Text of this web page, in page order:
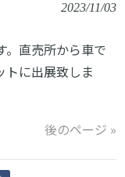
2023/11/03
。直売所から車で
トに出展致しま
後のページ »